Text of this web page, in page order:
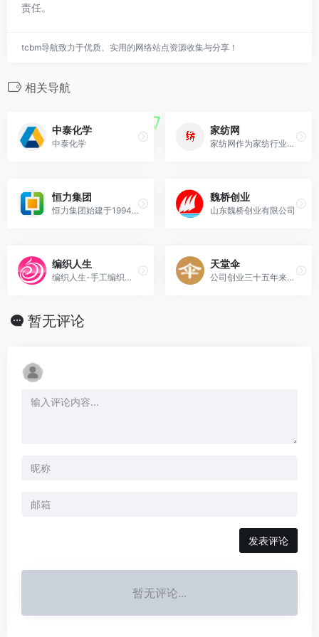
责任。
tcbm导航致力于优质、实用的网络站点资源收集与分享！
相关导航
中泰化学
中泰化学
家纺网
家纺网作为家纺行业的知名全媒体网站，汇聚所有家纺品牌，是家纺品牌推广，家纺加盟，家纺招商代理首选平台，家纺网坚持以创业帮扶,经营指导为理念，第一时间推送家纺资讯
恒力集团
恒力集团始建于1994年，立足主业，坚守实业，是以炼油、石化、聚酯新材料和纺织全产业链发展的国际型企业。
魏桥创业
山东魏桥创业有限公司
编织人生
编织人生-手工编织网是国内手工编织领域的卓越品牌。内容包括毛衣编织教程，编织视频教学，儿童毛衣编织方法等，拥有编织人生门户，会编织教学平台及编织人生论坛几个部分
天堂伞
公司创业三十五年来，坚持“创新 再创新”的经营理念，经历了体制改革、技术改造、市场整合、产业布局调整和第二次创业等重要发展阶段，形成了独具优势的经营格局，实现了
暂无评论
发表评论
暂无评论...